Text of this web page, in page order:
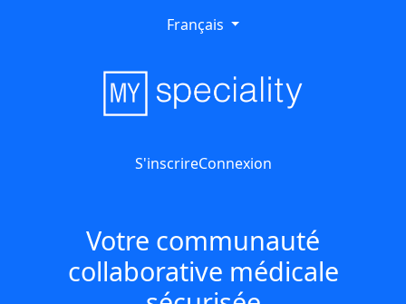
Français
S'inscrireConnexion
Votre communauté
collaborative médicale